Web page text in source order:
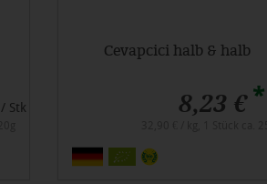
/ Stk
Cevapcici halb & halb
8,23 €*